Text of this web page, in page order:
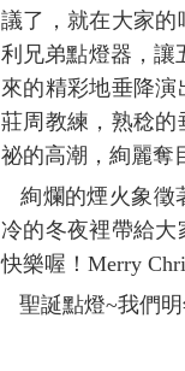
議了，就在大家
利兄弟點燈器，讓
來的精彩地垂降
莊周教練，熟稔
祕的高潮，絢麗奪
絢爛的煙火象徵
冷的冬夜裡帶給
快樂喔！Merry
聖誕點燈~我們